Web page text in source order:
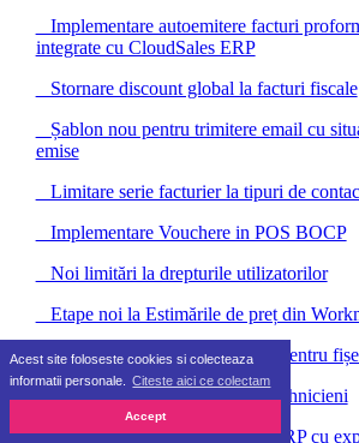
Acest site foloseste cookies si colecteaza
informatii personale.
Citeste aici ce colectam
Accept
Implementare autoemitere facturi
integrate cu CloudSales ERP
Stornare discount global la facturi fiscale
Șablon nou pentru trimitere email cu
emise
Limitare serie facturier la tipuri de
Implementare Vouchere in POS BOCP
Noi limitări la drepturile utilizatorilor
Etape noi la Estimările de preț din
Implementare creare subetape pentru
Noi limitări pentru utilizatorii tehnicieni
Asociere puncte de lucru din ERP cu